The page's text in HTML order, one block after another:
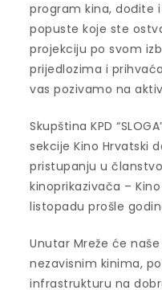
program kina, dođite
popuste koje ste
projekciju po svom
prijedlozima i
vas pozivamo na
Skupština KPD
sekcije Kino Hrvatski
pristupanju u
kinoprikazivača –
listopadu prošle
Unutar Mreže će
nezavisnim kinima,
infrastrukturu na